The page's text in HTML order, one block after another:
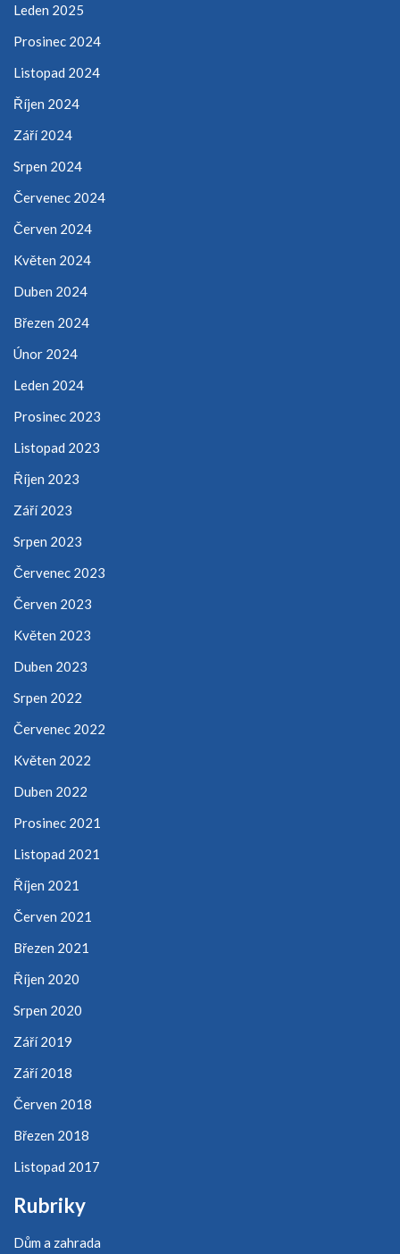
Leden 2025
Prosinec 2024
Listopad 2024
Říjen 2024
Září 2024
Srpen 2024
Červenec 2024
Červen 2024
Květen 2024
Duben 2024
Březen 2024
Únor 2024
Leden 2024
Prosinec 2023
Listopad 2023
Říjen 2023
Září 2023
Srpen 2023
Červenec 2023
Červen 2023
Květen 2023
Duben 2023
Srpen 2022
Červenec 2022
Květen 2022
Duben 2022
Prosinec 2021
Listopad 2021
Říjen 2021
Červen 2021
Březen 2021
Říjen 2020
Srpen 2020
Září 2019
Září 2018
Červen 2018
Březen 2018
Listopad 2017
Rubriky
Dům a zahrada